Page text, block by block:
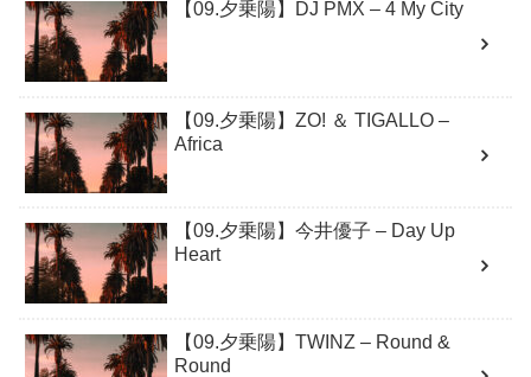
【09.夕乗陽】DJ PMX – 4 My City
【09.夕乗陽】ZO! ＆ TIGALLO –
Africa
【09.夕乗陽】今井優子 – Day Up
Heart
【09.夕乗陽】TWINZ – Round &
Round